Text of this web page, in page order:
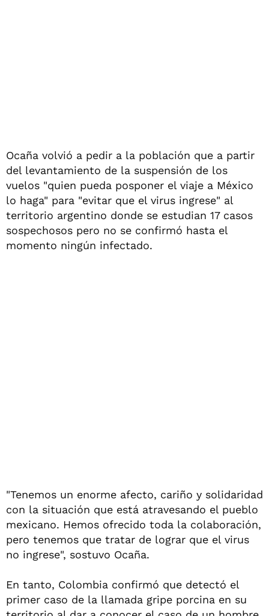
Ocaña volvió a pedir a la población que a partir
del levantamiento de la suspensión de los
vuelos "quien pueda posponer el viaje a México
lo haga" para "evitar que el virus ingrese" al
territorio argentino donde se estudian 17 casos
sospechosos pero no se confirmó hasta el
momento ningún infectado.
"Tenemos un enorme afecto, cariño y solidaridad
con la situación que está atravesando el pueblo
mexicano. Hemos ofrecido toda la colaboración,
pero tenemos que tratar de lograr que el virus
no ingrese", sostuvo Ocaña.
En tanto, Colombia confirmó que detectó el
primer caso de la llamada gripe porcina en su